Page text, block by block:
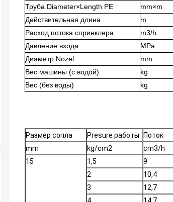
Труба Diameter×Length PE
mm×m
Действительная длина
m
Расход потока спринклера
m3/h
Давление входа
MPa
Диаметр Nozel
mm
Вес машины (с водой)
kg
Вес (без воды)
kg
Размер сопла Presure работы Поток
mm
kg/cm2 cm3/h
15
1,5 9
2
10,4
3
12,7